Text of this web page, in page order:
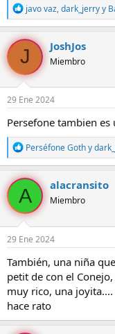
R
e
a
c
c
i
o
n
e
:
javo vaz,dark_jerryy
J JoshJos
Miembro
29 Ene 2024
Persefone tambien es
R
e
a
c
c
i
o
n
e
s
Perséfone Gothy
A alacransito
Miembro
29 Ene 2024
También, una niña
petit de con el
muy rico, una
hace rato